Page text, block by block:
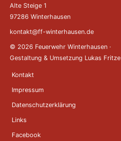
Alte Steige 1
97286 Winterhausen
kontakt@ff-winterhausen.de
© 2026 Feuerwehr Winterhausen ·
Gestaltung & Umsetzung Lukas Fritze
Kontakt
Impressum
Datenschutzerklärung
Links
Facebook